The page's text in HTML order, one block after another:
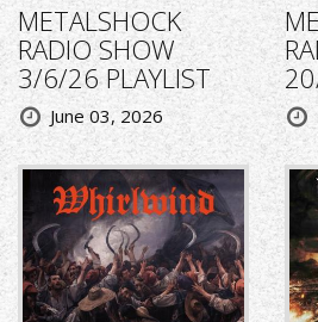
METALSHOCK
RADIO SHOW
3/6/26 PLAYLIST
June 03, 2026